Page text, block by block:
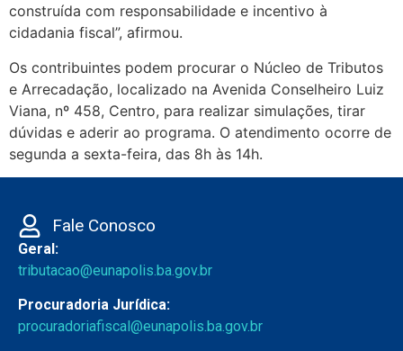
construída com responsabilidade e incentivo à
cidadania fiscal”, afirmou.
Os contribuintes podem procurar o Núcleo de Tributos
e Arrecadação, localizado na Avenida Conselheiro Luiz
Viana, nº 458, Centro, para realizar simulações, tirar
dúvidas e aderir ao programa. O atendimento ocorre de
segunda a sexta-feira, das 8h às 14h.
Fale Conosco
Geral:
tributacao@eunapolis.ba.gov.br
Procuradoria Jurídica:
procuradoriafiscal@eunapolis.ba.gov.br